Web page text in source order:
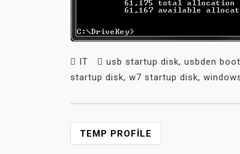
IT usb startup disk, usbden
startup disk, w7 startup disk,
YAZI
GEZINMESI
TEMP PROFILE